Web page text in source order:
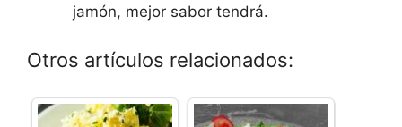
jamón, mejor sabor tendrá.
Otros artículos relacionados: